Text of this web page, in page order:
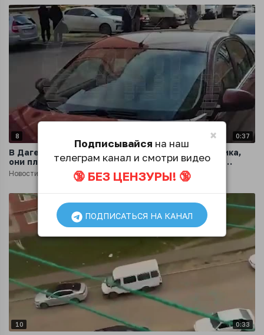
8 0:37
В Дагестане в ходе КТО задержаны 3 преступника,
они планировали совершить террористические
преступления
Новости 2 года назад
10 0:33
×
Подписывайся на наш
телеграм канал и смотри видео
🔞 БЕЗ ЦЕНЗУРЫ! 🔞
ПОДПИСАТЬСЯ НА КАНАЛ